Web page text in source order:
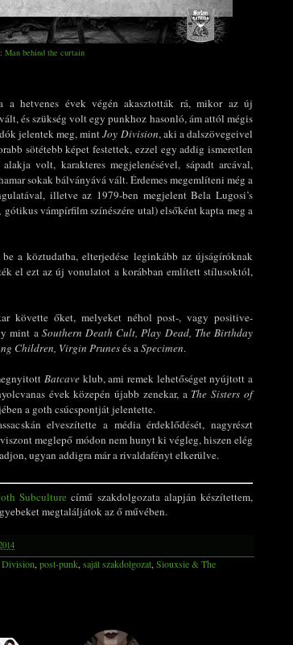
Man behind the curtain
a hetvenes évek végén akasztották rá, mikor az új
és szükség volt egy punkhoz hasonló, ám attól mégis
jelentek meg, mintJoy Division, aki a dalszövegeivel
sötétebb képet festettek, ezzel egy addig ismeretlen
volt, karakteres megjelenésével, sápadt arcával,
sokak bálványává vált. Érdemes megemlíteni még a
illetve az 1979-ben megjelent Bela Lugosi’s
gótikusvámpírfilm színészére utal) elsőként kapta meg a
a köztudatba, elterjedése leginkább az újságíróknak
el ezt az új vonulatot a korábban említett stílusoktól,
követte őket, melyeket néhol post-, vagy positive-
mint a Southern Death Cult, Play Dead, The Birthday
Children, Virgin Prunesés aSpecimen.
Batcave klub, ami remek lehetőséget nyújtott a
évek közepén újabb zenekar, a The Sisters of
a goth csúcspontját jelentette.
elveszítette a média érdeklődését, nagyrészt
meglepő módon nem hunyt ki végleg, hiszen elég
ugyan addigra már a rivaldafényt elkerülve.
Subculture című szakdolgozata alapján készítettem,
megtaláljátok az ő művében.
, post-punk, saját szakdolgozat, Siouxsie & The